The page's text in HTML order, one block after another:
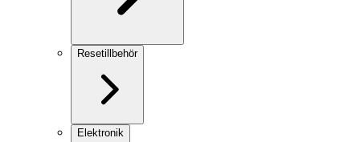
Resetillbehör
Elektronik